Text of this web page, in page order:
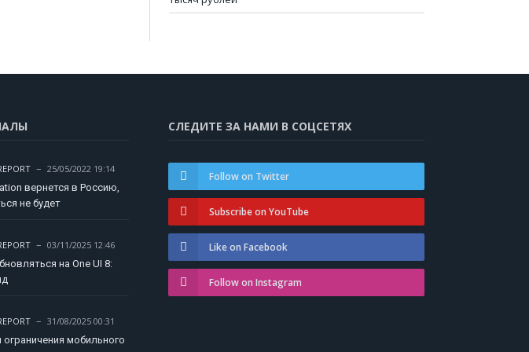
25/05/2022 19:14
вернется в Россию,
не будет
03/11/2025 12:46
на One UI 8:
31/08/2025 00:31
ограничения мобильного
СЛЕДИТЕ ЗА НАМИ В СОЦСЕТЯХ
Follow on Twitter
Subscribe on YouTube
Like on Facebook
Follow on Instagram